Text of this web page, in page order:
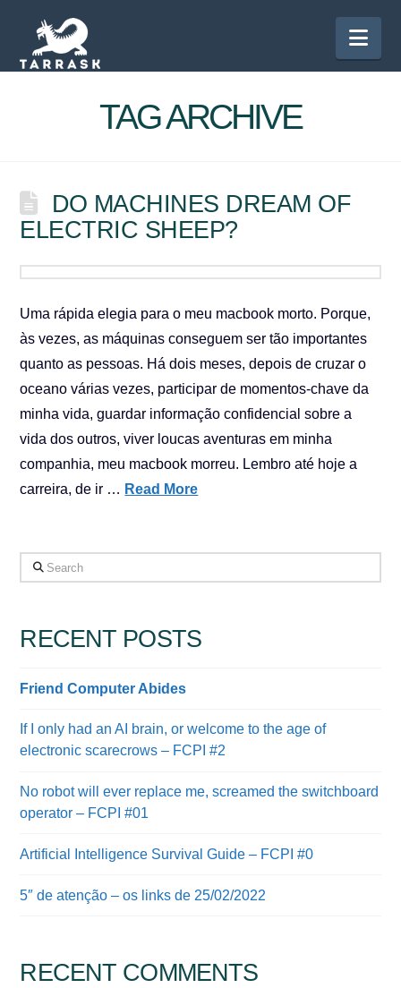
TAG ARCHIVE
DO MACHINES DREAM OF
ELECTRIC SHEEP?
Uma rápida elegia para o meu macbook morto. Porque,
às vezes, as máquinas conseguem ser tão importantes
quanto as pessoas. Há dois meses, depois de cruzar o
oceano várias vezes, participar de momentos-chave da
minha vida, guardar informação confidencial sobre a
vida dos outros, viver loucas aventuras em minha
companhia, meu macbook morreu. Lembro até hoje a
carreira, de ir … Read More
Search
RECENT POSTS
Friend Computer Abides
If I only had an AI brain, or welcome to the age of
electronic scarecrows – FCPI #2
No robot will ever replace me, screamed the switchboard
operator – FCPI #01
Artificial Intelligence Survival Guide – FCPI #0
5″ de atenção – os links de 25/02/2022
RECENT COMMENTS